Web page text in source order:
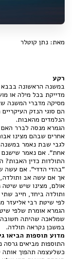
מאת: נתן קוטלר
רקע
במשנה הראשונה בבבא
מדייקת בכל מילה או
מסיקה מדברי המשנה
הם סוגי הנזק
הנלמדים מהאבות.
הגמרא מנסה לברר האם
אחרים שבהם מצינו
לגבי שבת נאמר
אחת". אם נאמר שישנם
התולדות כדין
"בהדי הדדי". אם עשה
אך אם עשה אב
אולם, מצינו שיש
ותולדה ביחד, חייב
לפי שיטת רבי אליעזר
הגמרא אומרת שלפי
שמלאכה שהיתה
במשכן נקראה תולדה.
מדוע תוספות הביאו
התוספות מביאים
כשלעצמה תהפוך אותה